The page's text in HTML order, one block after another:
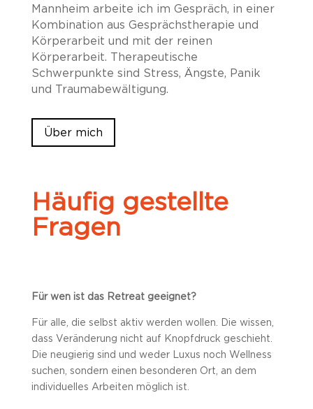
Mannheim arbeite ich im Gespräch, in einer
Kombination aus Gesprächstherapie und
Körperarbeit und mit der reinen
Körperarbeit. Therapeutische
Schwerpunkte sind Stress, Ängste, Panik
und Traumabewältigung.
Über mich
Häufig gestellte
Fragen
Für wen ist das Retreat geeignet?
Für alle, die selbst aktiv werden wollen. Die wissen,
dass Veränderung nicht auf Knopfdruck geschieht.
Die neugierig sind und weder Luxus noch Wellness
suchen, sondern einen besonderen Ort, an dem
individuelles Arbeiten möglich ist.